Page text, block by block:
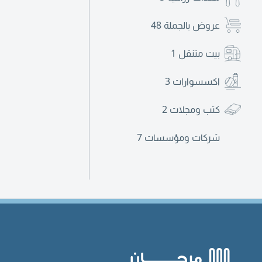
عروض بالجملة 48
بيت متنقل 1
اكسسوارات 3
كتب ومجلات 2
شركات ومؤسسات 7